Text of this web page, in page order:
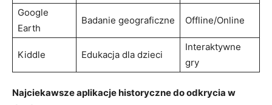
Google‌
Earth
Badanie geograficzne Offline/Online
Kiddle Edukacja​ dla⁣ dzieci
Interaktywne
gry
Najciekawsze aplikacje ⁤historyczne do odkrycia w‌